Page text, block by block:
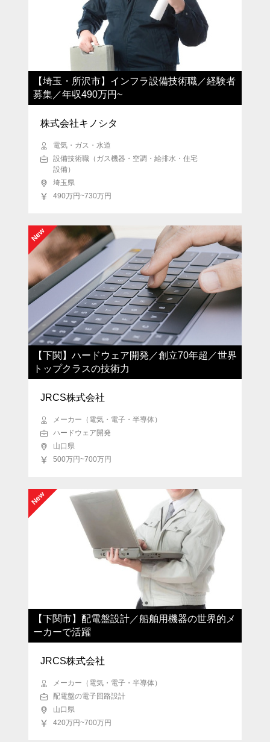
岐阜県 静岡県 愛知県
滋賀県 京都府
奈良県 和歌山県
島根県 岡山県 広島県 山口県
徳島県 香川県
福岡県 佐賀県
大分県 宮崎県
【埼玉・所沢市】インフラ設備技術職／経験者
募集／年収490万円~
株式会社キノシタ
電気・ガス・水道
設備技術職（ガス機器・空調・給排水・住宅
設備）
埼玉県
490万円~730万円
【下関】ハードウェア開発／創立70年超／世界
トップクラスの技術力
New
JRCS株式会社
メーカー（電気・電子・半導体）
ハードウェア開発
山口県
500万円~700万円
【下関市】配電盤設計／船舶用機器の世界的メ
ーカーで活躍
New
JRCS株式会社
メーカー（電気・電子・半導体）
配電盤の電子回路設計
山口県
420万円~700万円